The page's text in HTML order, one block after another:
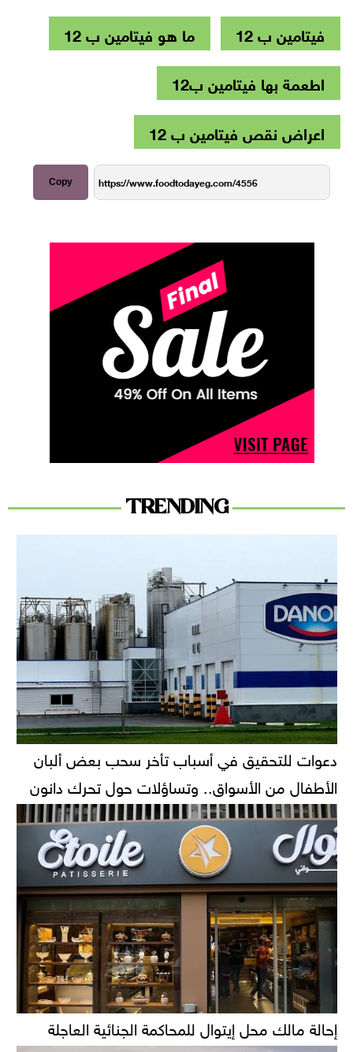
فيتامين ب 12
ما هو فيتامين ب 12
اطعمة بها فيتامين ب12
اعراض نقص فيتامين ب 12
Copy
TRENDING
دعوات للتحقيق في أسباب تأخر سحب بعض ألبان
الأطفال من الأسواق.. وتساؤلات حول تحرك دانون
إحالة مالك محل إيتوال للمحاكمة الجنائية العاجلة